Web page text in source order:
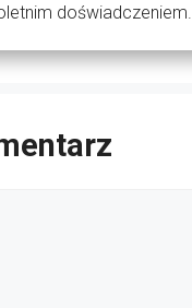
doświadczeniem.